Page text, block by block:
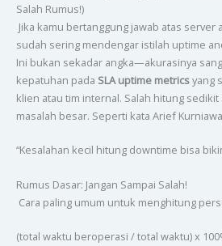
Salah Rumus!)
Jika kamu bertanggung jawab atas server
sudah sering mendengar istilah uptime
Ini bukan sekadar angka—akurasinya
kepatuhan pada SLA uptime metricsyang
klien atau tim internal. Salah hitung
masalah besar. Seperti kata Arief
“Kesalahan kecil hitung downtime bisa
Rumus Dasar: Jangan Sampai Salah!
Cara paling umum untuk menghitung
(total waktu beroperasi / total waktu) x